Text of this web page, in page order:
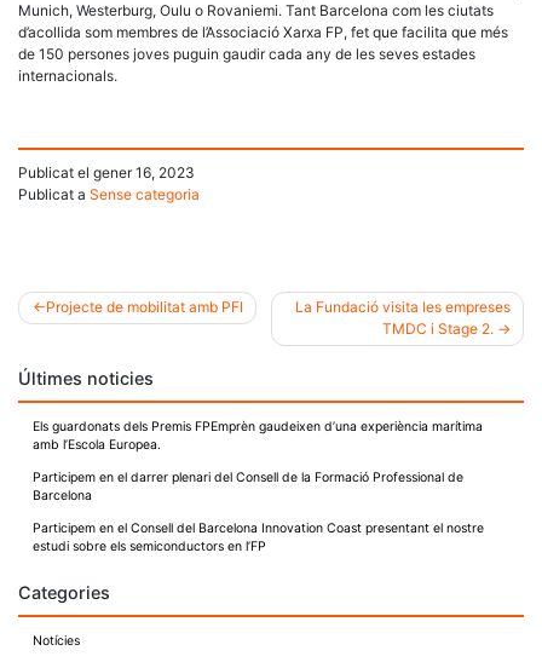
Munich, Westerburg, Oulu o Rovaniemi. Tant Barcelona com les ciutats
d’acollida som membres de l’Associació Xarxa FP, fet que facilita que més
de 150 persones joves puguin gaudir cada any de les seves estades
internacionals.
Publicat el gener 16, 2023
Publicat a Sense categoria
d'entrades
Projecte de mobilitat amb PFI
La Fundació visita les empreses
TMDC i Stage 2.
Últimes noticies
Els guardonats dels Premis FPEmprèn gaudeixen d’una experiència marítima
amb l’Escola Europea.
Participem en el darrer plenari del Consell de la Formació Professional de
Barcelona
Participem en el Consell del Barcelona Innovation Coast presentant el nostre
estudi sobre els semiconductors en l’FP
Categories
Notícies